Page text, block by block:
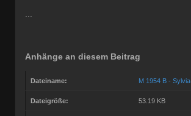
Anhänge an diesem Beitrag
Dateiname: M 1954 B -
Dateigröße: 53.19 KB